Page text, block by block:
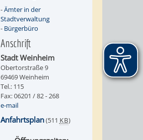
-Ämter in der
Stadtverwaltung
- Bürgerbüro
Anschrift
Stadt Weinheim
Obertorstraße 9
69469 Weinheim
Tel.: 115
Fax: 06201 / 82 - 268
e-mail
Anfahrtsplan(511 KB)